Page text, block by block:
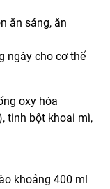
ăn sáng, ăn
ngày cho cơ thể
oxy hóa
tinh bột khoai mì,
khoảng 400 ml